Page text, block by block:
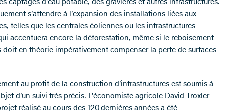
captages d’eau potable, des gravières et autres infrastructures.
s’attendre à l’expansion des installations liées aux
telles que les centrales éoliennes ou les infrastructures
accentuera encore la déforestation, même si le reboisement
doit en théorie impérativement compenser la perte de surfaces
au profit de la construction d’infrastructures est soumis à
d’un suivi très précis. L’économiste agricole David Troxler
réalisé au cours des 120 dernières années a été